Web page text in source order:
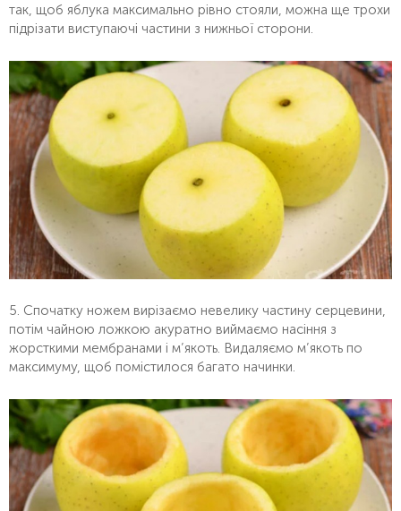
так, щоб яблука максимально рівно стояли, можна ще трохи
підрізати виступаючі частини з нижньої сторони.
5. Спочатку ножем вирізаємо невелику частину серцевини,
потім чайною ложкою акуратно виймаємо насіння з
жорсткими мембранами і м’якоть. Видаляємо м’якоть по
максимуму, щоб помістилося багато начинки.